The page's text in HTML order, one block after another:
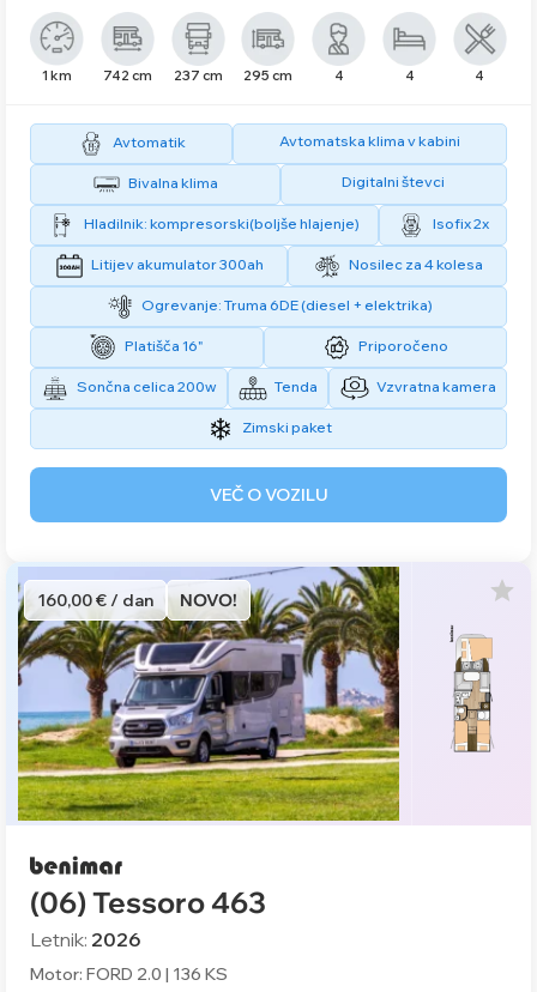
1 km 742 cm 237 cm 295 cm 4 4 4
Avtomatik Avtomatska klima v kabini
Bivalna klima Digitalni števci
Hladilnik: kompresorski(boljše hlajenje) Isofix 2x
Litijev akumulator 300ah Nosilec za 4 kolesa
Ogrevanje: Truma 6DE (diesel + elektrika)
Platišča 16" Priporočeno
Sončna celica 200w Tenda Vzvratna kamera
Zimski paket
VEČ O VOZILU
160,00 € / dan NOVO!
(06) Tessoro 463
Letnik: 2026
Motor: FORD 2.0 | 136 KS